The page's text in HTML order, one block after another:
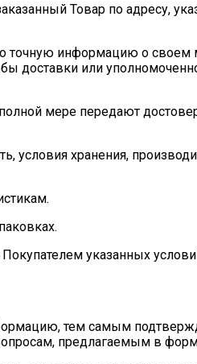
Товар по адресу,
точную информацию о
доставки или
полной мере передают
условия хранения,
указанных
тем самым
предлагаемым в